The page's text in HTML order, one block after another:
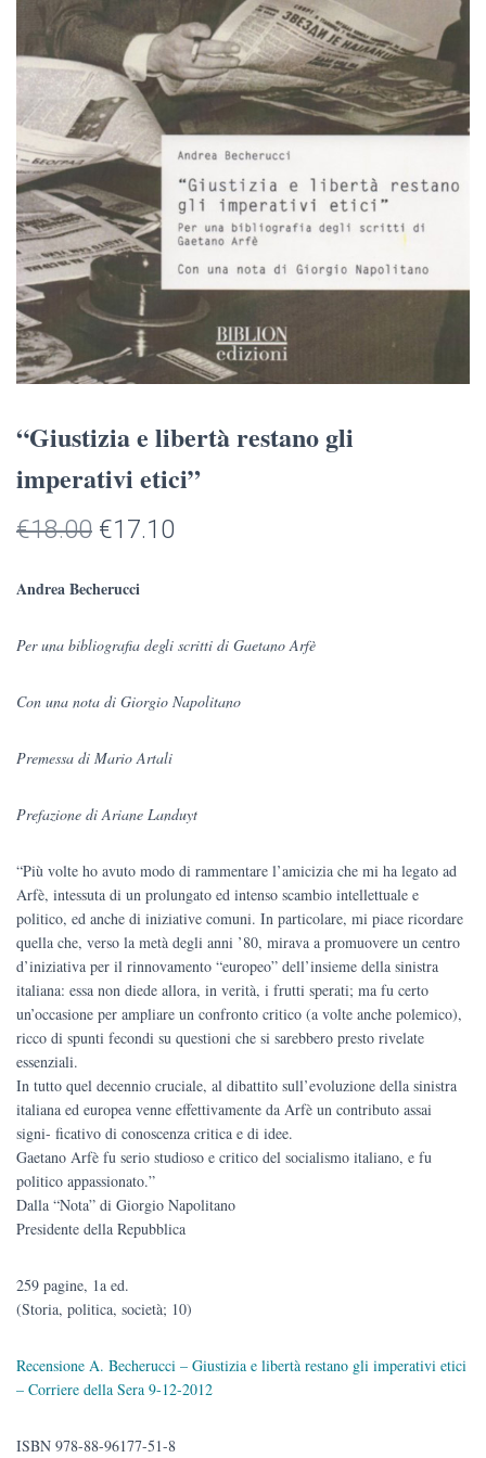
“Giustizia e libertà restano gli
imperativi etici”
€18.00 Il
era:
€18.00.
€17.10
è:
€17.10.
Andrea Becherucci
Per una bibliografia degli scritti di Gaetano Arfè
Con una nota di Giorgio Napolitano
Premessa di Mario Artali
Prefazione di Ariane Landuyt
“Più volte ho avuto modo di rammentare l’amicizia che mi ha legato ad
Arfè, intessuta di un prolungato ed intenso scambio intellettuale e
politico, ed anche di iniziative comuni. In particolare, mi piace ricordare
quella che, verso la metà degli anni ’80, mirava a promuovere un centro
d’iniziativa per il rinnovamento “europeo” dell’insieme della sinistra
italiana: essa non diede allora, in verità, i frutti sperati; ma fu certo
un’occasione per ampliare un confronto critico (a volte anche polemico),
ricco di spunti fecondi su questioni che si sarebbero presto rivelate
essenziali.
In tutto quel decennio cruciale, al dibattito sull’evoluzione della sinistra
italiana ed europea venne effettivamente da Arfè un contributo assai
signi- ficativo di conoscenza critica e di idee.
Gaetano Arfè fu serio studioso e critico del socialismo italiano, e fu
politico appassionato.”
Dalla “Nota” di Giorgio Napolitano
Presidente della Repubblica
259 pagine, 1a ed.
(Storia, politica, società; 10)
Recensione A. Becherucci – Giustizia e libertà restano gli imperativi etici
– Corriere della Sera 9-12-2012
ISBN 978-88-96177-51-8